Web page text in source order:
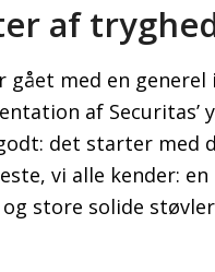
af
gået med en
af Securitas’
det starter med
vi alle kender: en
store solide